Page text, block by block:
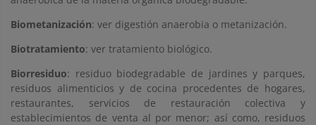
Biometanización: ver digestión anaerobia o metanización.
Biotratamiento: ver tratamiento biológico.
Biorresiduo: residuo biodegradable de jardines y parques,
residuos alimenticios y de cocina procedentes de hogares,
restaurantes, servicios de restauración colectiva y
establecimientos de venta al por menor; así como, residuos